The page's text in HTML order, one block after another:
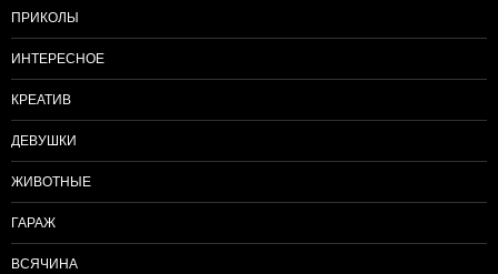
ПРИКОЛЫ
ИНТЕРЕСНОЕ
КРЕАТИВ
ДЕВУШКИ
ЖИВОТНЫЕ
ГАРАЖ
ВСЯЧИНА